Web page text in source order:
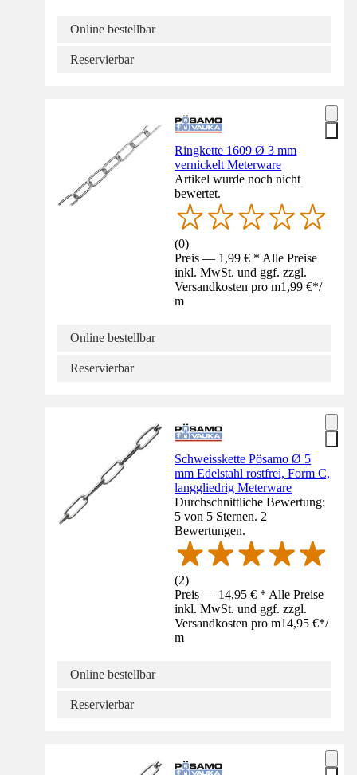
Online bestellbar
Reservierbar
Ringkette 1609 Ø 3 mm
vernickelt Meterware
Artikel wurde noch nicht
bewertet.
(0)
Preis — 1,99 € * Alle Preise
inkl. MwSt. und ggf. zzgl.
Versandkosten pro m1,99 €*/
m
Online bestellbar
Reservierbar
Schweisskette Pösamo Ø 5
mm Edelstahl rostfrei, Form C,
langgliedrig Meterware
Durchschnittliche Bewertung:
5 von 5 Sternen. 2
Bewertungen.
(2)
Preis — 14,95 € * Alle Preise
inkl. MwSt. und ggf. zzgl.
Versandkosten pro m14,95 €*/
m
Online bestellbar
Reservierbar